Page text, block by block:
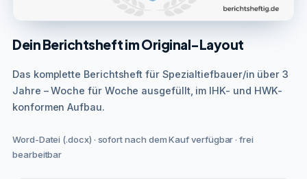
Dein Berichtsheft im Original-Layout
Das komplette Berichtsheft für Spezialtiefbauer/in über 3
Jahre – Woche für Woche ausgefüllt, im IHK- und HWK-
konformen Aufbau.
Word-Datei (.docx) · sofort nach dem Kauf verfügbar · frei
bearbeitbar